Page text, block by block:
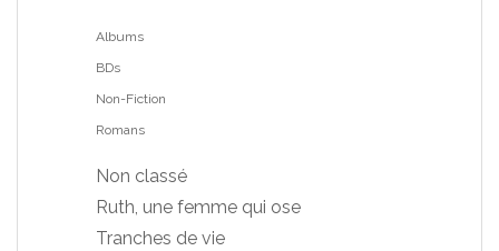
Albums
BDs
Non-Fiction
Romans
Non classé
Ruth, une femme qui ose
Tranches de vie